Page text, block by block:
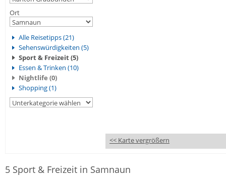
Ort
Alle Reisetipps (21)
Sehenswürdigkeiten (5)
Sport & Freizeit (5)
Essen & Trinken (10)
Nightlife (0)
Shopping (1)
<< Karte vergrößern
5 Sport & Freizeit in Samnaun